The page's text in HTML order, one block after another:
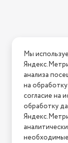
2026 ©
Мы
анализа
на
согласие на
обработку